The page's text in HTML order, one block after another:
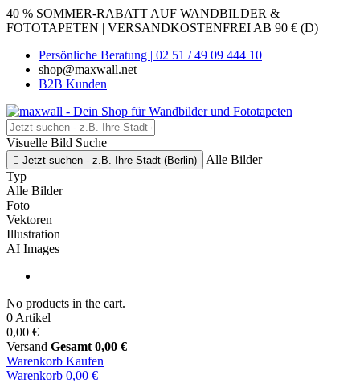
40 % SOMMER-RABATT AUF WANDBILDER &
FOTOTAPETEN | VERSANDKOSTENFREI AB 90 € (D)
Persönliche Beratung | 02 51 / 49 09 444 10
shop@maxwall.net
B2B Kunden
Visuelle Bild Suche
 Jetzt suchen - z.B. Ihre Stadt (Berlin)
Alle Bilder
Typ
Alle Bilder
Foto
Vektoren
Illustration
AI Images
No products in the cart.
0 Artikel
0,00 €
Versand Gesamt 0,00 €
Warenkorb Kaufen
Warenkorb 0,00 €